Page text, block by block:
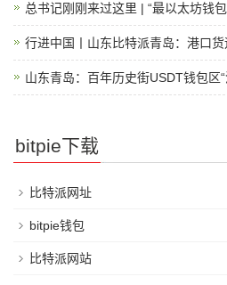
总书记刚刚来过这里 | “最以太坊钱
行进中国丨山东比特派青岛：港口货
山东青岛：百年历史街USDT钱包区
bitpie下载
比特派网址
bitpie钱包
比特派网站